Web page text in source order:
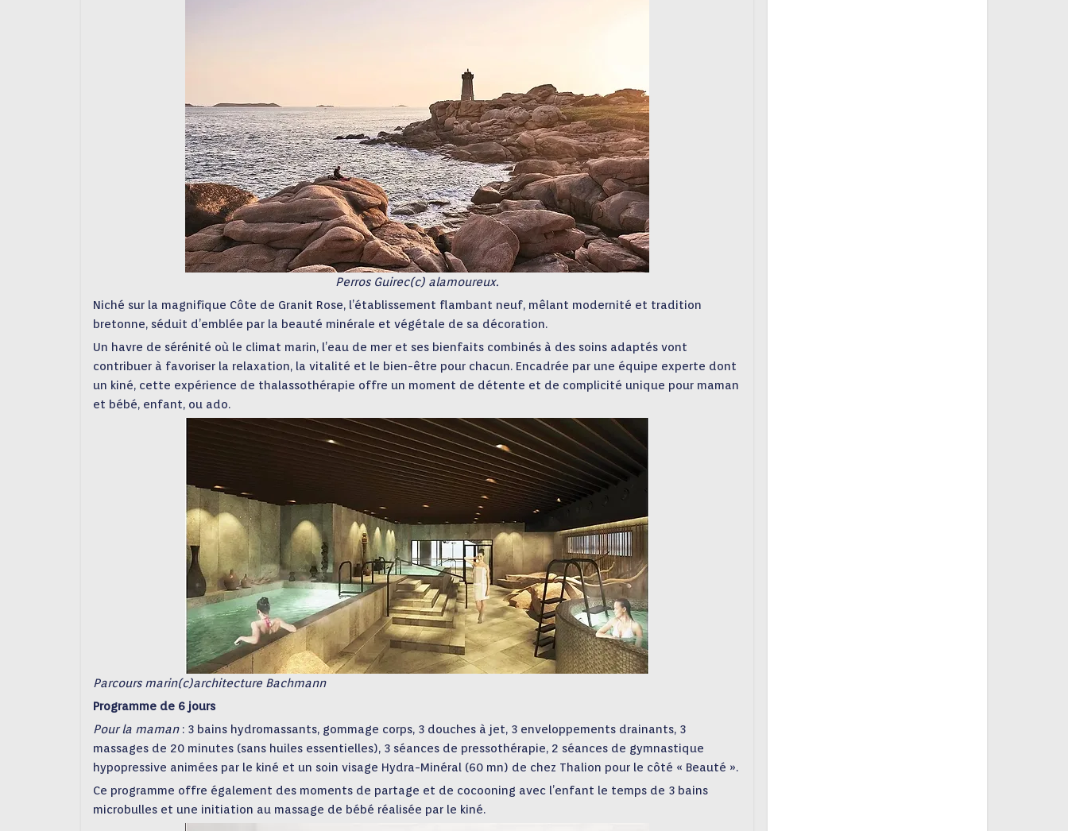
Perros Guirec(c) alamoureux.
Niché sur la magnifique Côte de Granit Rose, l’établissement flambant neuf, mêlant modernité et tradition
bretonne, séduit d’emblée par la beauté minérale et végétale de sa décoration.
Un havre de sérénité où le climat marin, l’eau de mer et ses bienfaits combinés à des soins adaptés vont
contribuer à favoriser la relaxation, la vitalité et le bien-être pour chacun. Encadrée par une équipe experte dont
un kiné, cette expérience de thalassothérapie offre un moment de détente et de complicité unique pour maman
et bébé, enfant, ou ado.
Parcours marin(c)architecture Bachmann
Programme de 6 jours
Pour la maman : 3 bains hydromassants, gommage corps, 3 douches à jet, 3 enveloppements drainants, 3
massages de 20 minutes (sans huiles essentielles), 3 séances de pressothérapie, 2 séances de gymnastique
hypopressive animées par le kiné et un soin visage Hydra-Minéral (60 mn) de chez Thalion pour le côté « Beauté ».
Ce programme offre également des moments de partage et de cocooning avec l’enfant le temps de 3 bains
microbulles et une initiation au massage de bébé réalisée par le kiné.